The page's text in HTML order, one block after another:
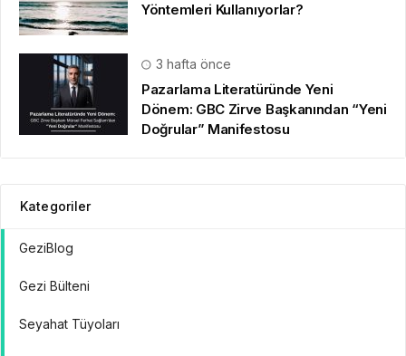
Yöntemleri Kullanıyorlar?
3 hafta önce
Pazarlama Literatüründe Yeni
Dönem: GBC Zirve Başkanından “Yeni
Doğrular” Manifestosu
Kategoriler
GeziBlog
Gezi Bülteni
Seyahat Tüyoları